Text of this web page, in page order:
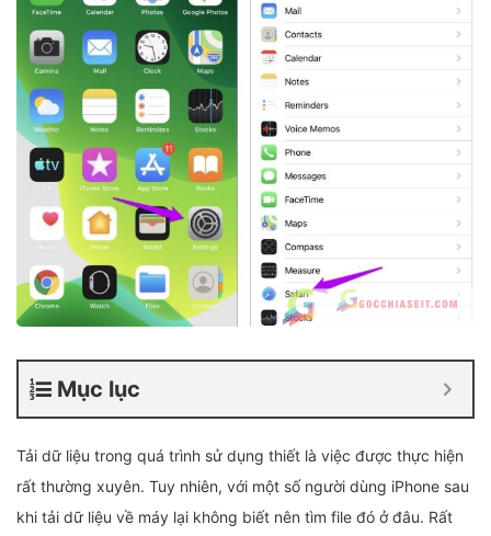
Mục lục
Tải dữ liệu trong quá trình sử dụng thiết là việc được thực hiện
rất thường xuyên. Tuy nhiên, với một số người dùng iPhone sau
khi tải dữ liệu về máy lại không biết nên tìm file đó ở đâu. Rất